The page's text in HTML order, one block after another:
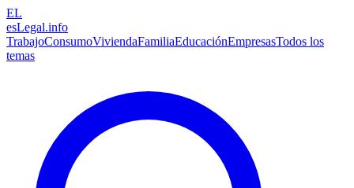
EL
esLegal.info
TrabajoConsumoViviendaFamiliaEducaciónEmpresasTodos los
temas